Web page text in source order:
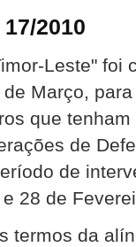
17/2010
Leste" foi
Março,
que
de
de
28 de
termos da